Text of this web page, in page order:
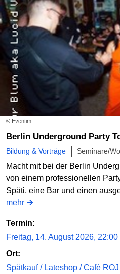
© Eventim
Berlin Underground Party
Bildung & Vorträge Seminare/
Macht mit bei der Berlin
von einem professionellen
Späti, eine Bar und einen
mehr
Termin:
Freitag, 14. August 2026, 22:00
Ort:
Spätkauf / Lateshop / Café